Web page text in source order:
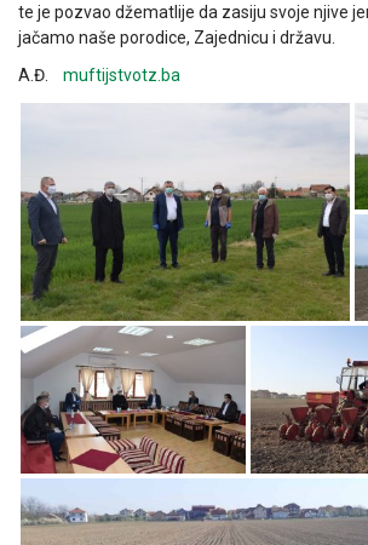
te je pozvao džematlije da zasiju svoje njive
jačamo naše porodice, Zajednicu i državu.
A.Đ. muftijstvotz.ba